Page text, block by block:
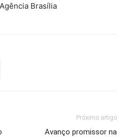
Brasília
Próximo artigo
Avanço promissor na